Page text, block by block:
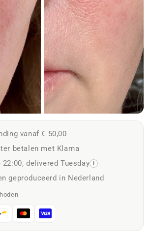
vanaf € 50,00
betalen met Klarna
22:00, delivered Tuesday i
geproduceerd in Nederland